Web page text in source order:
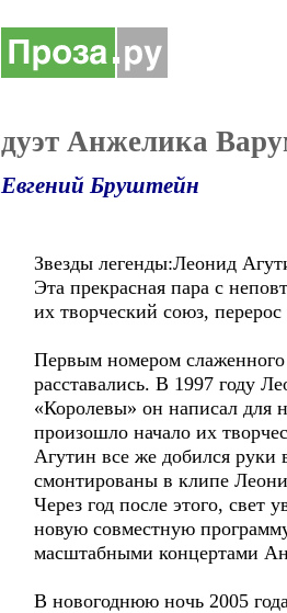
дуэт Анжелика
Евгений Бруштейн
Звезды легенды:Леонид
Эта прекрасная пара с
их творческий союз,
Первым номером
расставались. В 1997 году
«Королевы» он написал для
произошло начало их
Агутин все же добился
смонтированы в клипе
Через год после этого,
новую совместную
масштабными концертами
В новогоднюю ночь 2005